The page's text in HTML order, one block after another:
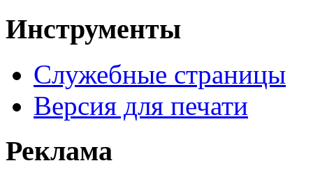
Инструменты
Служебные страницы
Версия для печати
Реклама